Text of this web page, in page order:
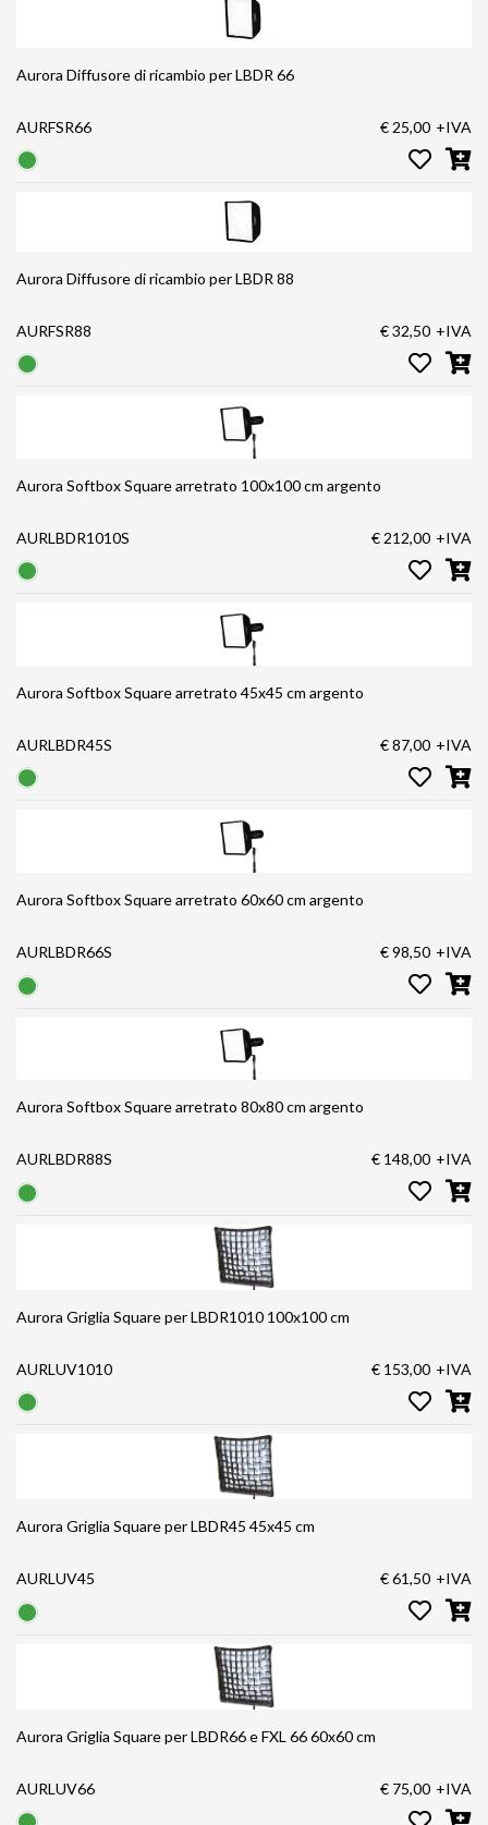
Aurora Diffusore di ricambio per LBDR 66
AURFSR66 € 25,00 +IVA
Aurora Diffusore di ricambio per LBDR 88
AURFSR88 € 32,50 +IVA
Aurora Softbox Square arretrato 100x100 cm argento
AURLBDR1010S € 212,00 +IVA
Aurora Softbox Square arretrato 45x45 cm argento
AURLBDR45S € 87,00 +IVA
Aurora Softbox Square arretrato 60x60 cm argento
AURLBDR66S € 98,50 +IVA
Aurora Softbox Square arretrato 80x80 cm argento
AURLBDR88S € 148,00 +IVA
Aurora Griglia Square per LBDR1010 100x100 cm
AURLUV1010 € 153,00 +IVA
Aurora Griglia Square per LBDR45 45x45 cm
AURLUV45 € 61,50 +IVA
Aurora Griglia Square per LBDR66 e FXL 66 60x60 cm
AURLUV66 € 75,00 +IVA